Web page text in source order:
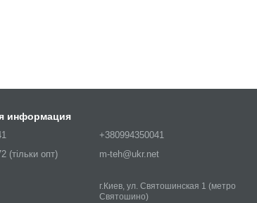
информация
(тільки опт)
+380994350041
m-teh@ukr.net
г.Киев, ул. Святошинская 1 (метро
Святошино)